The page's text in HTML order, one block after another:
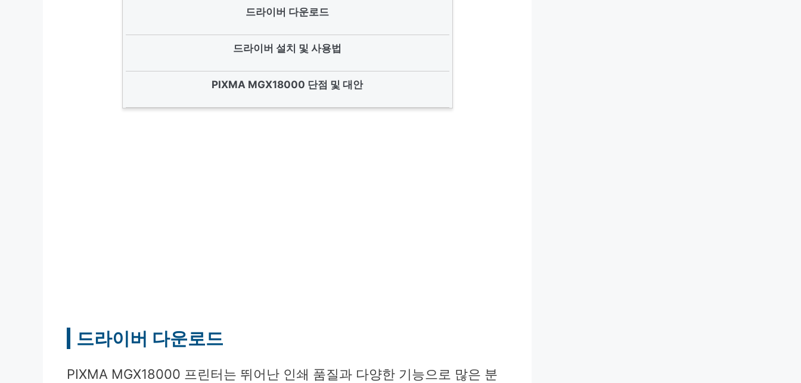
드라이버 다운로드
드라이버 설치 및 사용법
PIXMA MGX18000 단점 및 대안
드라이버 다운로드
PIXMA MGX18000 프린터는 뛰어난 인쇄 품질과 다양한 기능으로 많은 분